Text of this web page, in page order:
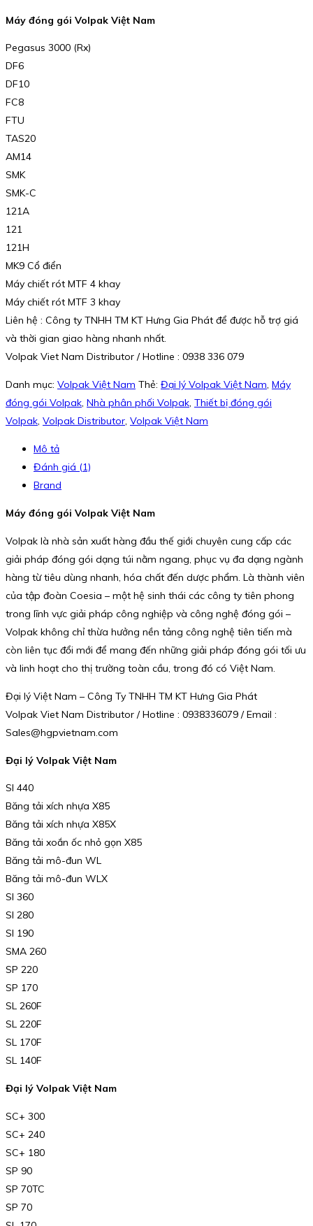
Máy đóng gói Volpak Việt Nam
Pegasus 3000 (Rx)
DF6
DF10
FC8
FTU
TAS20
AM14
SMK
SMK-C
121A
121
121H
MK9 Cổ điển
Máy chiết rót MTF 4 khay
Máy chiết rót MTF 3 khay
Liên hệ : Công ty TNHH TM KT Hưng Gia Phát để được hỗ trợ giá
và thời gian giao hàng nhanh nhất.
Volpak Viet Nam Distributor / Hotline : 0938 336 079
Danh mục: Volpak Việt Nam Thẻ: Đại lý Volpak Việt Nam, Máy
đóng gói Volpak, Nhà phân phối Volpak, Thiết bị đóng gói
Volpak, Volpak Distributor, Volpak Việt Nam
Mô tả
Đánh giá (1)
Brand
Máy đóng gói Volpak Việt Nam
Volpak là nhà sản xuất hàng đầu thế giới chuyên cung cấp các
giải pháp đóng gói dạng túi nằm ngang, phục vụ đa dạng ngành
hàng từ tiêu dùng nhanh, hóa chất đến dược phẩm. Là thành viên
của tập đoàn Coesia – một hệ sinh thái các công ty tiên phong
trong lĩnh vực giải pháp công nghiệp và công nghệ đóng gói –
Volpak không chỉ thừa hưởng nền tảng công nghệ tiên tiến mà
còn liên tục đổi mới để mang đến những giải pháp đóng gói tối ưu
và linh hoạt cho thị trường toàn cầu, trong đó có Việt Nam.
Đại lý Việt Nam – Công Ty TNHH TM KT Hưng Gia Phát
Volpak Viet Nam Distributor / Hotline : 0938336079 / Email :
Sales@hgpvietnam.com
Đại lý Volpak Việt Nam
SI 440
Băng tải xích nhựa X85
Băng tải xích nhựa X85X
Băng tải xoắn ốc nhỏ gọn X85
Băng tải mô-đun WL
Băng tải mô-đun WLX
SI 360
SI 280
SI 190
SMA 260
SP 220
SP 170
SL 260F
SL 220F
SL 170F
SL 140F
Đại lý Volpak Việt Nam
SC+ 300
SC+ 240
SC+ 180
SP 90
SP 70TC
SP 70